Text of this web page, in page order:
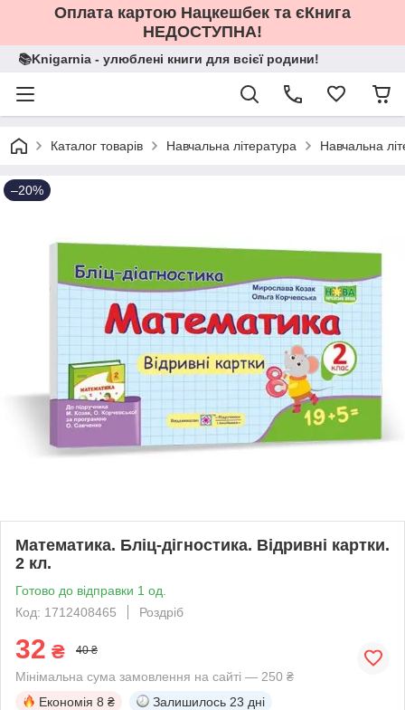
Оплата картою Нацкешбек та єКнига
НЕДОСТУПНА!
📚Knigarnia - улюблені книги для всієї родини!
Каталог товарів Навчальна література Навчальна
–20%
Математика. Бліц-дігностика. Відривні картки.
2 кл.
Готово до відправки 1 од.
Код: 1712408465
Роздріб
32 ₴ 40 ₴
Мінімальна сума замовлення на сайті — 250 ₴
Економія 8 ₴ Залишилось 23 дні